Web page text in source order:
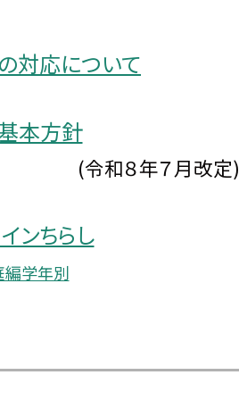
対応について
本方針
改定)
ンちらし
編学年別